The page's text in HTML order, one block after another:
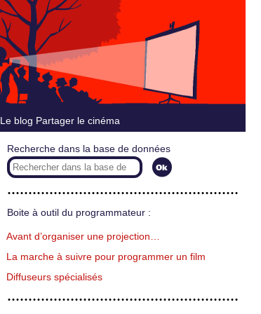
Le blog Partager le cinéma
Recherche dans la base de données
Boite à outil du programmateur :
Avant d’organiser une projection…
La marche à suivre pour programmer un film
Diffuseurs spécialisés